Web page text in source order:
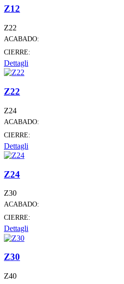
Z12
Z22
ACABADO:
CIERRE:
Dettagli
Z22
Z24
ACABADO:
CIERRE:
Dettagli
Z24
Z30
ACABADO:
CIERRE:
Dettagli
Z30
Z40